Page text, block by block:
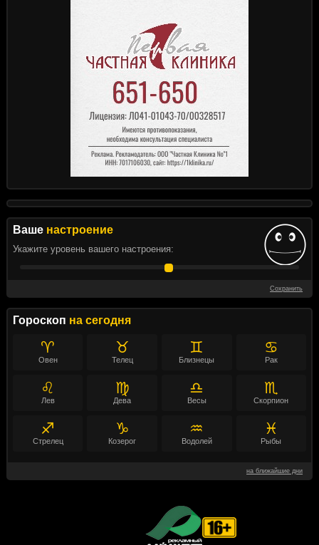
Ваше настроение
Укажите уровень вашего настроения:
Сохранить
Гороскоп на сегодня
♈
Овен
♉
Телец
♊
Близнецы
♋
Рак
♌
Лев
♍
Дева
♎
Весы
♏
Скорпион
♐
Стрелец
♑
Козерог
♒
Водолей
♓
Рыбы
на ближайшие дни